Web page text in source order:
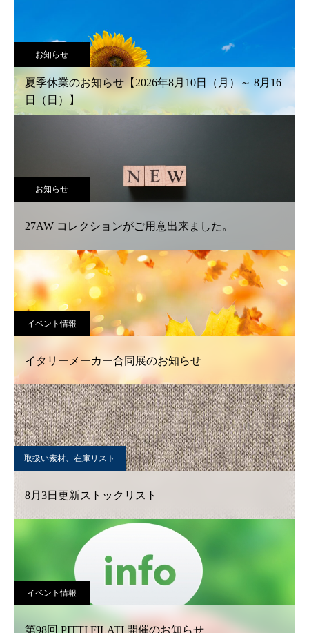
お知らせ
夏季休業のお知らせ【2026年8月10日（月）～ 8月16
日（日）】
お知らせ
27AW コレクションがご用意出来ました。
イベント情報
イタリーメーカー合同展のお知らせ
取扱い素材、在庫リスト
8月3日更新ストックリスト
イベント情報
第98回 PITTI FILATI 開催のお知らせ